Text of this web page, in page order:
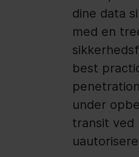
dine data
med en
best
under
transit